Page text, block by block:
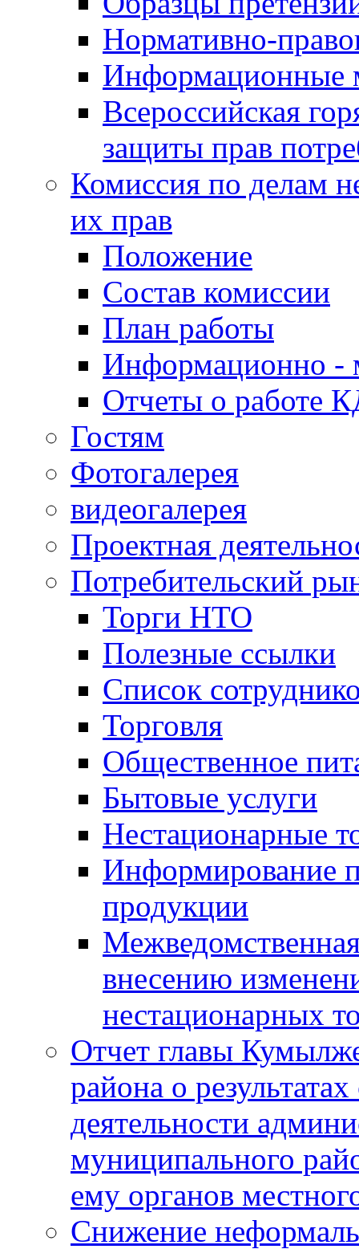
Нормативно-
Информационные
Всероссийская
защиты прав
Комиссия по делам
их прав
Положение
Состав комиссии
План работы
Информационно -
Отчеты о работе
Гостям
Фотогалерея
видеогалерея
Проектная
Потребительский
Торги НТО
Полезные ссылки
Список
Торговля
Общественное
Бытовые услуги
Нестационарные
Информирование
продукции
внесению
нестационарных
Отчет главы
района о
деятельности
муниципального
ему органов
Снижение